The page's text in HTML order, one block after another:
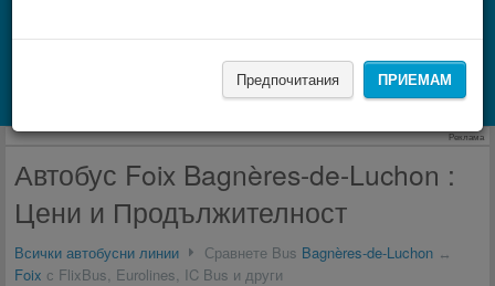
Предпочитания ПРИЕМАМ
НАМЕРИ
Търсене на настаняване с Booking.com
Реклама
Автобус Foix Bagnères-de-Luchon :
Цени и Продължителност
Всички автобусни линии Сравнете Bus Bagnères-de-Luchon ↔
Foix с FlixBus, Eurolines, IC Bus и други